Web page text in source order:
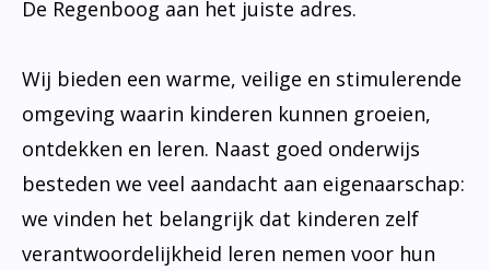
De Regenboog aan het juiste adres.
Wij bieden een warme, veilige en stimulerende
omgeving waarin kinderen kunnen groeien,
ontdekken en leren. Naast goed onderwijs
besteden we veel aandacht aan eigenaarschap:
we vinden het belangrijk dat kinderen zelf
verantwoordelijkheid leren nemen voor hun